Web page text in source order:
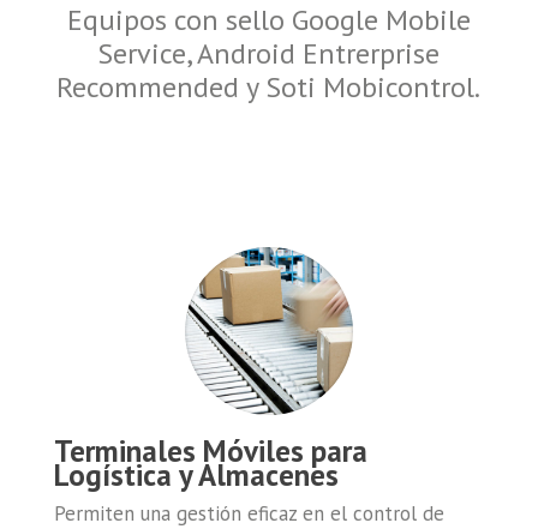
Equipos con sello Google Mobile
Service, Android Entrerprise
Recommended y Soti Mobicontrol.
Terminales Móviles para
Logística y Almacenes
Permiten una gestión eficaz en el control de